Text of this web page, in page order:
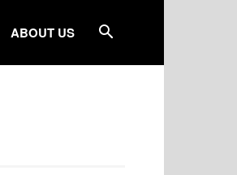
ABOUT US